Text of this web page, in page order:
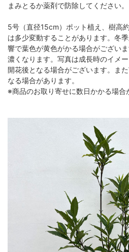
まみとるか薬剤で防除してください。
5号（直径15cm）ポット植え、樹高
は多少変動することがあります。冬
響で葉色が黄色がかる場合がござい
濃くなります。写真は成長時のイメ
開花後となる場合がございます。ま
なる場合があります。
※商品のお取り寄せに数日かかる場合